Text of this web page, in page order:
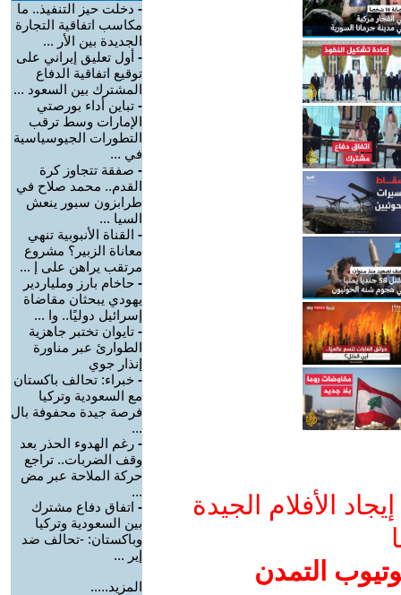
الأفلام الجيدة
التمدن
- دخلت حيز التنفيذ.. ما
مكاسب اتفاقية التجارة
الجديدة بين الأر ...
- أول تعليق إيراني على
توقيع اتفاقية الدفاع
المشترك بين السعود ...
- تباين أداء بورصتي
الإمارات وسط ترقب
التطورات الجيوسياسية
في ...
- صفقة تتجاوز كرة
القدم.. محمد صلاح في
طرابزون سبور ينعش
السيا ...
- القناة الأنبوبية تنهي
معاناة الزبير؟ مشروع
مرتقب يراهن على إ ...
- حاخام بارز وملياردير
يهودي يبحثان مقاضاة
إسرائيل دوليًا.. وا ...
- تايوان تختبر جاهزية
الطوارئ عبر مناورة
إنذار جوي
- خبراء: تحالف باكستان
مع السعودية وتركيا
فرصة جيدة محفوفة بال
...
- رغم الهدوء الحذر بعد
وقف الضربات.. تراجع
حركة الملاحة عبر مض
...
- اتفاق دفاع مشترك
بين السعودية وتركيا
وباكستان: -تحالف ضد
إير ...
المزيد.....